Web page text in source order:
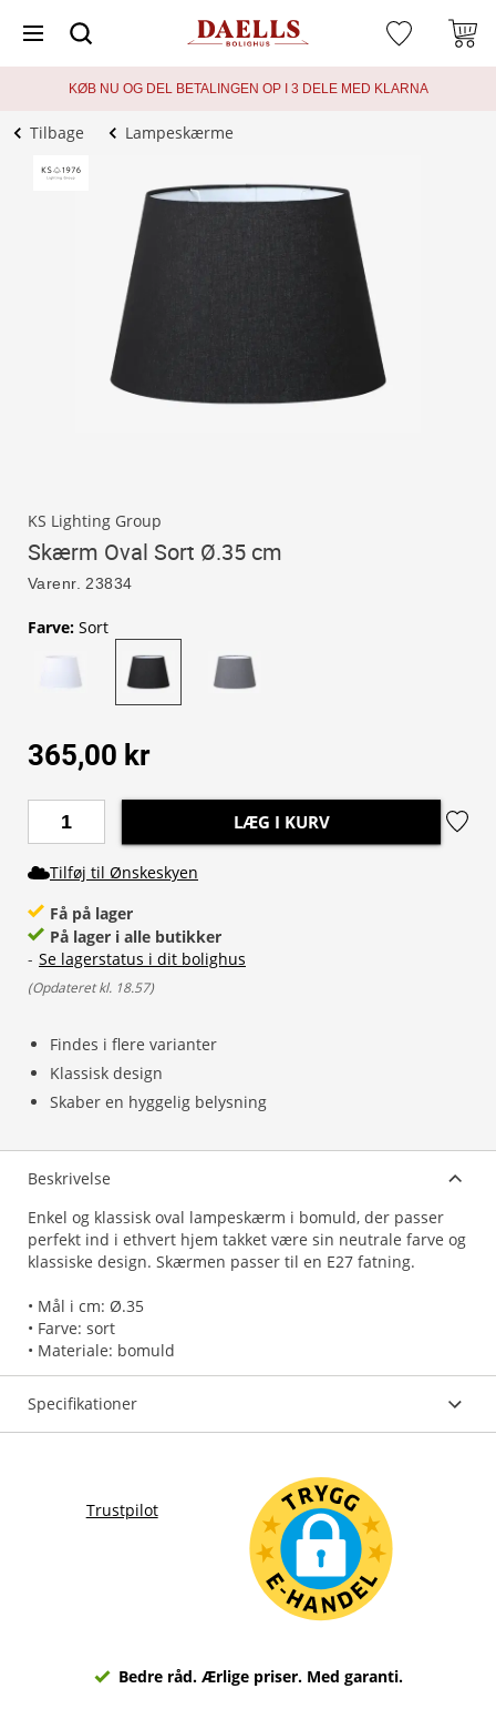
KØB NU OG DEL BETALINGEN OP I 3 DELE MED KLARNA
Tilbage Lampeskærme
KS Lighting Group
Skærm Oval Sort Ø.35 cm
Varenr. 23834
Findes i flere varianter
Klassisk design
Skaber en hyggelig belysning
Farve: Sort
365,00 kr
LÆG I KURV
Tilføj til Ønskeskyen
Få på lager
På lager i alle butikker
- Se lagerstatus i dit bolighus
(Opdateret kl. 18.57)
Beskrivelse
Enkel og klassisk oval lampeskærm i bomuld, der passer
perfekt ind i ethvert hjem takket være sin neutrale farve og
klassiske design. Skærmen passer til en E27 fatning.
• Mål i cm: Ø.35
• Farve: sort
• Materiale: bomuld
Specifikationer
Trustpilot
Bedre råd. Ærlige priser. Med garanti.